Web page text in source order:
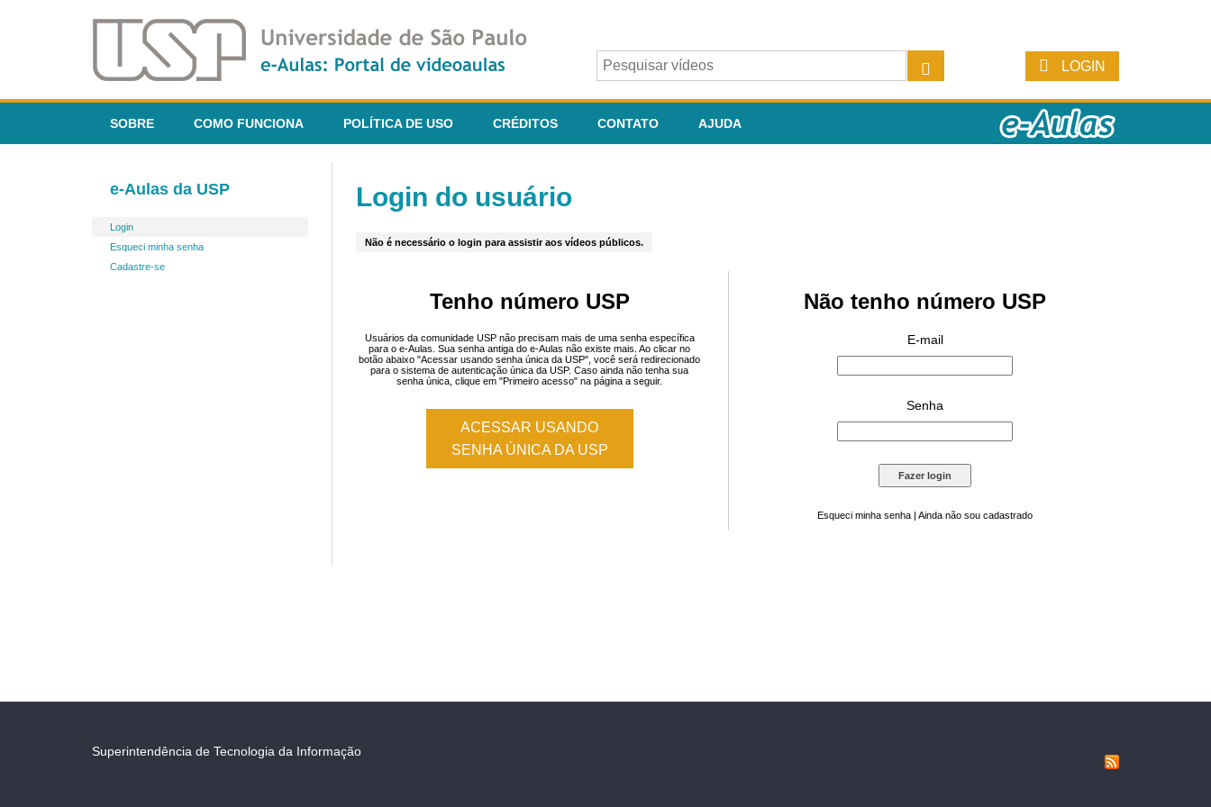
LOGIN
SOBRE COMO FUNCIONA POLÍTICA DE USO CRÉDITOS CONTATO AJUDA
e-Aulas da USP
Login
Esqueci minha senha
Cadastre-se
Login do usuário
Não é necessário o login para assistir aos vídeos públicos.
Tenho número USP
Usuários da comunidade USP não precisam mais de uma senha específica
para o e-Aulas. Sua senha antiga do e-Aulas não existe mais. Ao clicar no
botão abaixo "Acessar usando senha única da USP", você será redirecionado
para o sistema de autenticação única da USP. Caso ainda não tenha sua
senha única, clique em "Primeiro acesso" na página a seguir.
ACESSAR USANDO
SENHA ÚNICA DA USP
Não tenho número USP
E-mail
Senha
Esqueci minha senha | Ainda não sou cadastrado
Superintendência de Tecnologia da Informação